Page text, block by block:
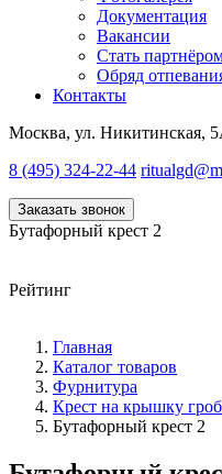
Документация
Вакансии
Стать
Обряд
Контакты
Москва, ул. Никитинская,
8 (495) 324-22-44
Заказать звонок
Бутафорный крест 2
Рейтинг
Главная
Каталог товаров
Фурнитура
Крест на крышку
Бутафорный крест 2